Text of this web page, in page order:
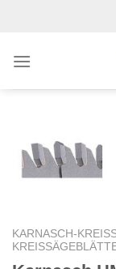
KARNASCH-